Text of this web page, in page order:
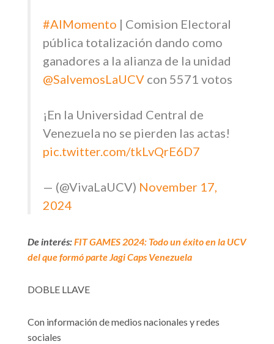
#AlMomento | Comision Electoral
pública totalización dando como
ganadores a la alianza de la unidad
@SalvemosLaUCV con 5571 votos
¡En la Universidad Central de
Venezuela no se pierden las actas!
pic.twitter.com/tkLvQrE6D7
— (@VivaLaUCV) November 17,
2024
De interés:FIT GAMES 2024: Todo un éxito en la UCV
del que formó parte Jagi Caps Venezuela
DOBLE LLAVE
Con información de medios nacionales y redes
sociales